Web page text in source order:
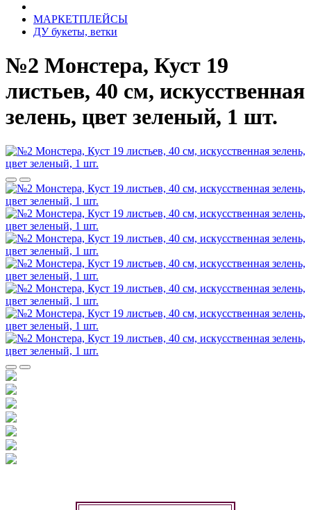
МАРКЕТПЛЕЙСЫ
ДУ букеты, ветки
№2 Монстера, Куст 19
листьев, 40 см, искусственная
зелень, цвет зеленый, 1 шт.